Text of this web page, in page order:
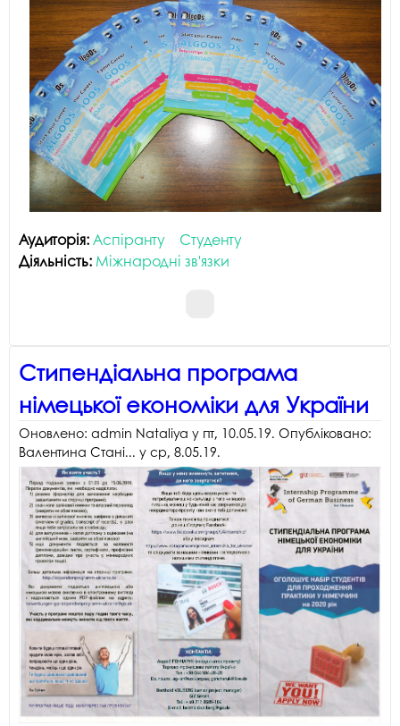
Аудиторія:Аспіранту
Студенту
Діяльність: Міжнародні зв'язки
Стипендіальна програма
німецької економіки для України
Оновлено: admin Nataliya у пт, 10.05.19. Опубліковано:
Валентина Стані... у ср, 8.05.19.